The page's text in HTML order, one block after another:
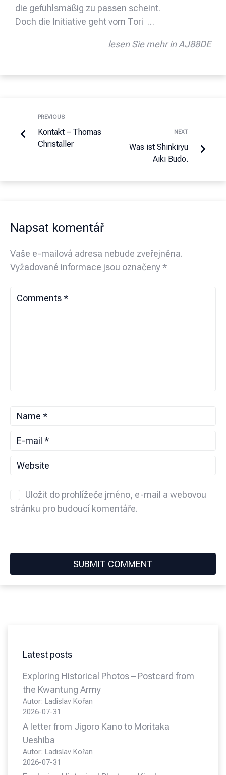
die gefühlsmäßig zu passen scheint.
Doch die Initiative geht vom Tori …
lesen Sie mehr in AJ88DE
PREVIOUS
Kontakt – Thomas
Christaller
NEXT
Was ist Shinkiryu
Aiki Budo.
Napsat komentář
Vaše e-mailová adresa nebude zveřejněna.
Vyžadované informace jsou označeny*
Uložit do prohlížeče jméno, e-mail a webovou
stránku pro budoucí komentáře.
Latest posts
Exploring Historical Photos – Postcard from
the Kwantung Army
Autor: Ladislav Kořan
2026-07-31
A letter from Jigoro Kano to Moritaka
Ueshiba
Autor: Ladislav Kořan
2026-07-31